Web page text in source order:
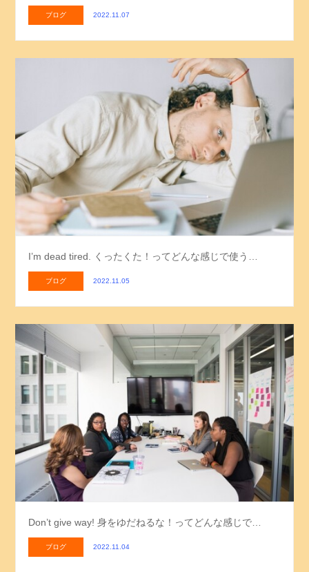
ブログ 2022.11.07
I’m dead tired. くったくた！ってどんな感じで使う…
ブログ 2022.11.05
Don’t give way! 身をゆだねるな！ってどんな感じで…
ブログ 2022.11.04